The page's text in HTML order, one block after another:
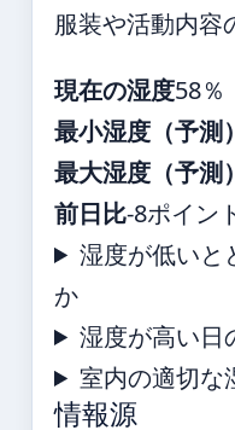
服装や活動内容
現在の湿度58％
最小湿度（予測）
最大湿度（予測）
前日比-8ポイン
湿度が低いと
か
湿度が高い日
室内の適切な
情報源